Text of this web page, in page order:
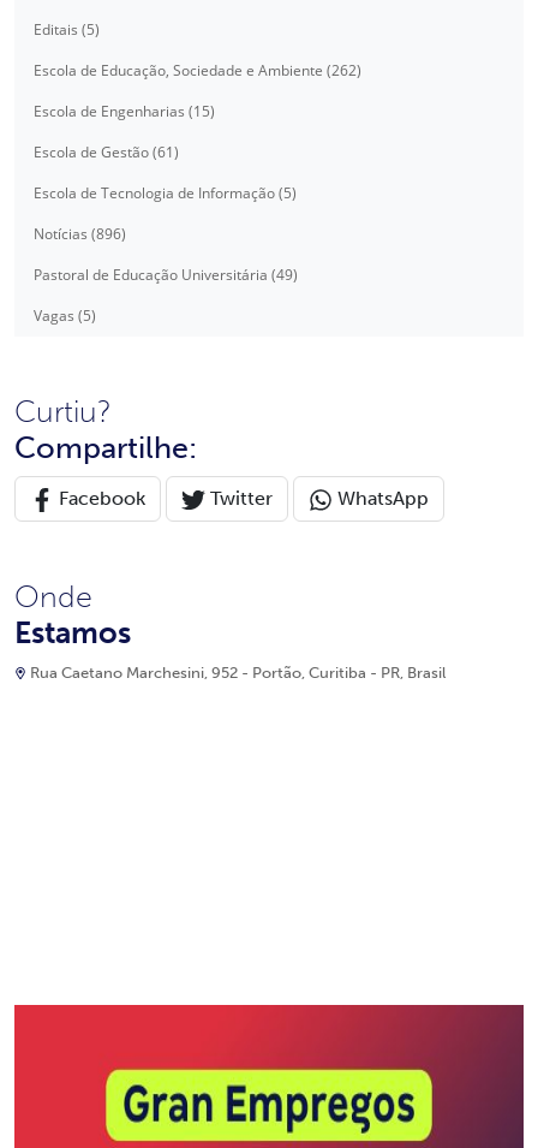
Editais (5)
Escola de Educação, Sociedade e Ambiente (262)
Escola de Engenharias (15)
Escola de Gestão (61)
Escola de Tecnologia de Informação (5)
Notícias (896)
Pastoral de Educação Universitária (49)
Vagas (5)
Curtiu?
Compartilhe:
Facebook Twitter WhatsApp
Onde
Estamos
Rua Caetano Marchesini, 952 - Portão, Curitiba - PR, Brasil